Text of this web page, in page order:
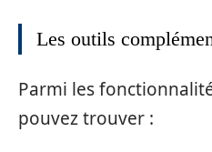
Les outils
Parmi les
pouvez trouver :